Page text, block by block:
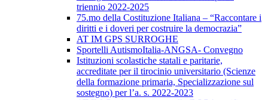
triennio 2022-2025
75.mo della Costituzione Italiana – “Raccontare i
diritti e i doveri per costruire la democrazia”
AT IM GPS SURROGHE
Sportelli AutismoItalia-ANGSA- Convegno
Istituzioni scolastiche statali e paritarie,
accreditate per il tirocinio universitario (Scienze
della formazione primaria, Specializzazione sul
sostegno) per l’a. s. 2022-2023